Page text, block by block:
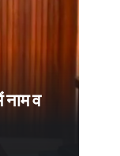
नाम व